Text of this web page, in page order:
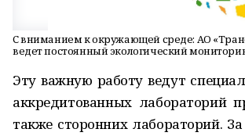
С вниманием к окружающей среде: АО
ведет постоянный экологический
Эту важную работу ведут
аккредитованных лабораторий
также сторонних лабораторий.